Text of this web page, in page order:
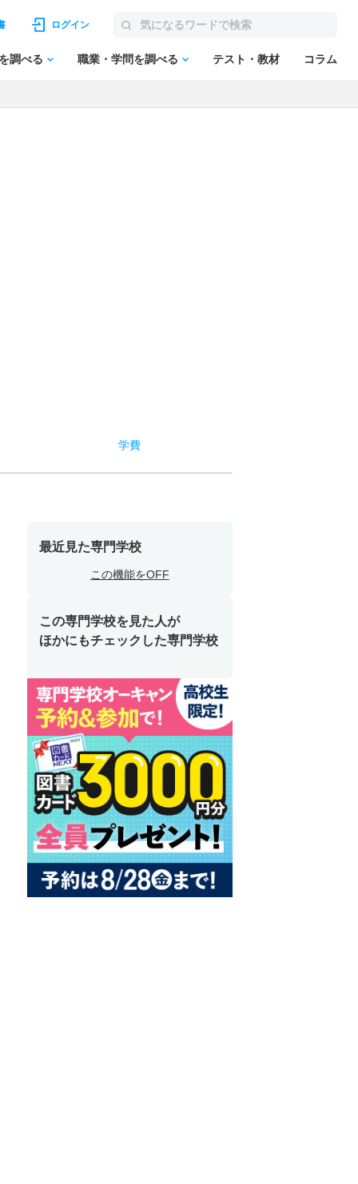
ログイン
調べる 職業・学問を調べる テスト・教材 コラム
学費
最近見た専門学校
この機能をOFF
この専門学校を見た人が
ほかにもチェックした専門学校